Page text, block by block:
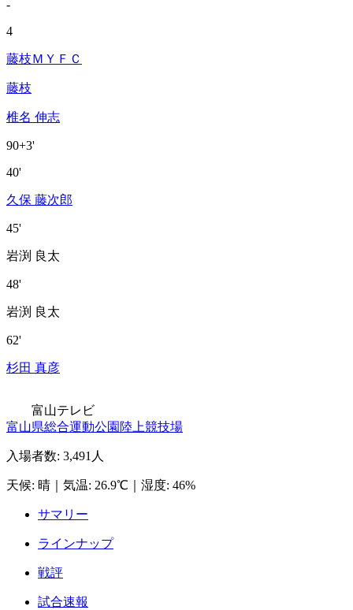
-
4
藤枝ＭＹＦＣ
藤枝
椎名 伸志
90+3'
40'
久保 藤次郎
45'
岩渕 良太
48'
岩渕 良太
62'
杉田 真彦
富山テレビ
富山県総合運動公園陸上競技場
入場者数: 3,491人
天候: 晴 気温: 26.9℃ 湿度: 46%
サマリー
ラインナップ
戦評
試合速報